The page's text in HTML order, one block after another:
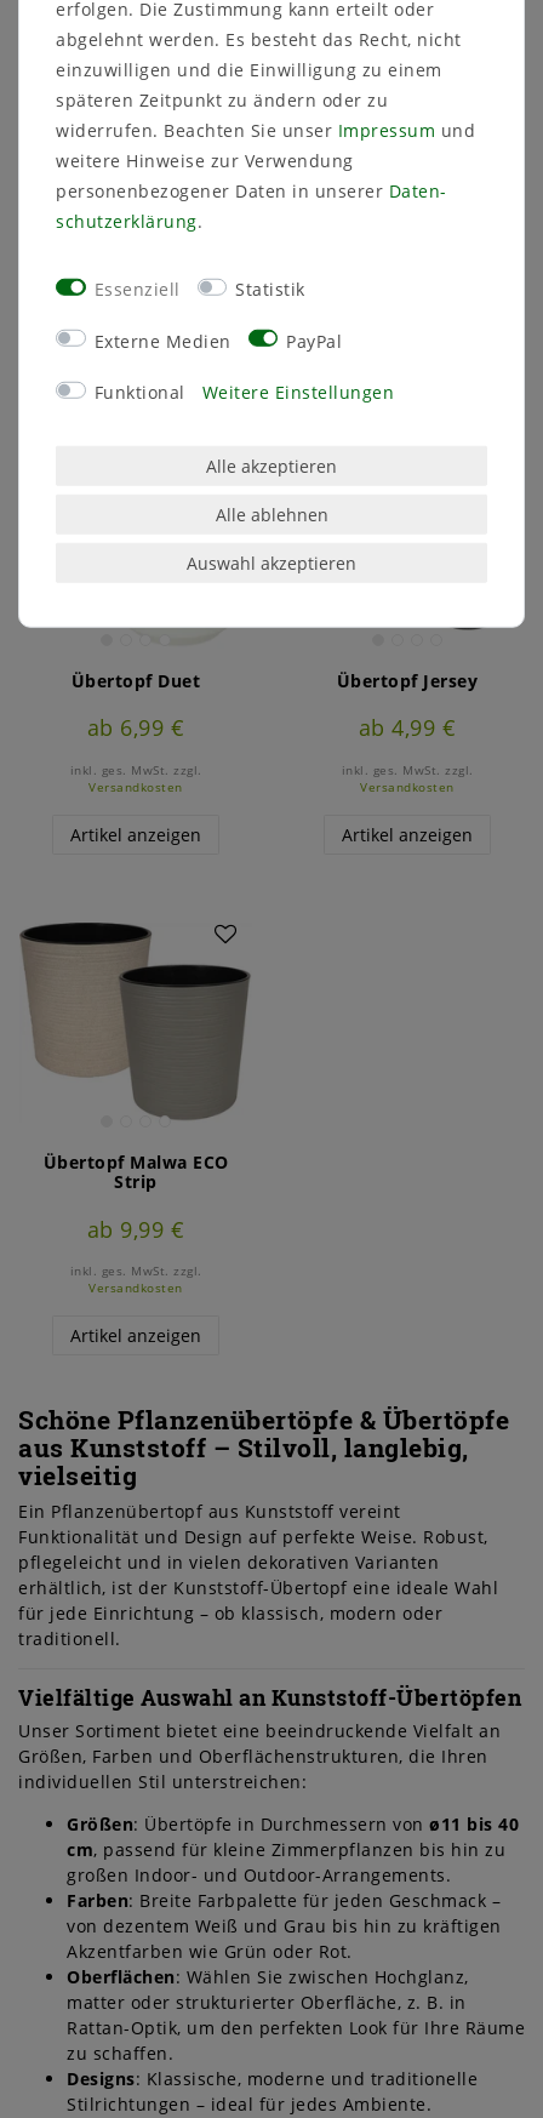
Quadratkübel Juka
Rattan
inkl. ges. MwSt.
zzgl.
Artikel anzeigen
Übertopf Duet
ab 6,99 €
inkl. ges. MwSt. zzgl.
Versandkosten
Artikel anzeigen
Übertopf Jersey
ab 4,99 €
inkl. ges. MwSt. zzgl.
Versandkosten
Artikel anzeigen
Übertopf Malwa ECO
Strip
ab 9,99 €
inkl. ges. MwSt. zzgl.
Versandkosten
Artikel anzeigen
Schöne Pflanzenübertöpfe & Übertöpfe
aus Kunststoff – Stilvoll, langlebig,
vielseitig
Ein Pflanzenübertopf aus Kunststoff vereint
Funktionalität und Design auf perfekte Weise. Robust,
pflegeleicht und in vielen dekorativen Varianten
erhältlich, ist der Kunststoff-Übertopf eine ideale Wahl
für jede Einrichtung – ob klassisch, modern oder
traditionell.
Vielfältige Auswahl an Kunststoff-Übertöpfen
Unser Sortiment bietet eine beeindruckende Vielfalt an
Größen, Farben und Oberflächenstrukturen, die Ihren
individuellen Stil unterstreichen:
Größen: Übertöpfe in Durchmessern von ø11 bis 40
cm, passend für kleine Zimmerpflanzen bis hin zu
großen Indoor- und Outdoor-Arrangements.
Farben: Breite Farbpalette für jeden Geschmack –
von dezentem Weiß und Grau bis hin zu kräftigen
Akzentfarben wie Grün oder Rot.
Oberflächen: Wählen Sie zwischen Hochglanz,
matter oder strukturierter Oberfläche, z. B. in
Rattan-Optik, um den perfekten Look für Ihre Räume
zu schaffen.
Designs: Klassische, moderne und traditionelle
Stilrichtungen – ideal für jedes Ambiente.
erfolgen. Die Zustimmung kann erteilt oder
abgelehnt werden. Es besteht das Recht, nicht
einzuwilligen und die Einwilligung zu einem
späteren Zeitpunkt zu ändern oder zu
widerrufen. Beachten Sie unser Impressum und
weitere Hinweise zur Verwendung
personenbezogener Daten in unserer Daten­
schutz­erklärung.
Essenziell Statistik
Externe Medien PayPal
Funktional Weitere Einstellungen
Alle akzeptieren
Alle ablehnen
Auswahl akzeptieren